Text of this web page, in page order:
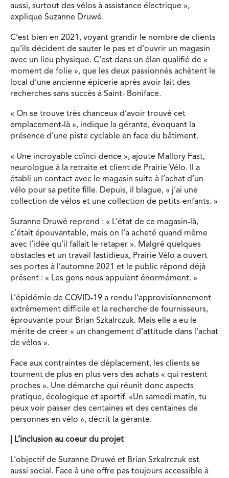
aussi, surtout des vélos à assistance électrique »,
explique Suzanne Druwé.
C’est bien en 2021, voyant grandir le nombre de clients
qu’ils décident de sauter le pas et d’ouvrir un magasin
avec un lieu physique. C’est dans un élan qualifié de «
moment de folie », que les deux passionnés achètent le
local d’une ancienne épicerie après avoir fait des
recherches sans succès à Saint- Boniface.
« On se trouve très chanceux d’avoir trouvé cet
emplacement-là », indique la gérante, évoquant la
présence d’une piste cyclable en face du bâtiment.
« Une incroyable coïnci-dence », ajoute Mallory Fast,
neurologue à la retraite et client de Prairie Vélo. Il a
établi un contact avec le magasin suite à l’achat d’un
vélo pour sa petite fille. Depuis, il blague, « j’ai une
collection de vélos et une collection de petits-enfants. »
Suzanne Druwé reprend : « L’état de ce magasin-là,
c’était épouvantable, mais on l’a acheté quand même
avec l’idée qu’il fallait le retaper ». Malgré quelques
obstacles et un travail fastidieux, Prairie Vélo a ouvert
ses portes à l’automne 2021 et le public répond déjà
présent : « Les gens nous appuient énormément. »
L’épidémie de COVID-19 a rendu l’approvisionnement
extrêmement difficile et la recherche de fournisseurs,
éprouvante pour Brian Szkalrczuk. Mais elle a eu le
mérite de créer « un changement d’attitude dans l’achat
de vélos ».
Face aux contraintes de déplacement, les clients se
tournent de plus en plus vers des achats « qui restent
proches ». Une démarche qui réunit donc aspects
pratique, écologique et sportif. «Un samedi matin, tu
peux voir passer des centaines et des centaines de
personnes en vélo », décrit la gérante.
L’inclusion au coeur du projet
L’objectif de Suzanne Druwé et Brian Szkalrczuk est
aussi social. Face à une offre pas toujours accessible à